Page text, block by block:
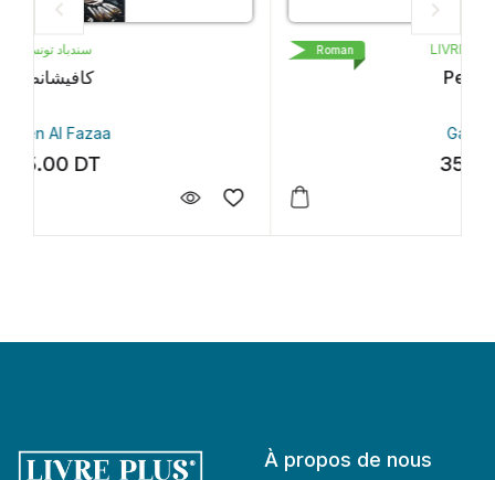
LIVRE DE POCHE
Roman
À propos de nous